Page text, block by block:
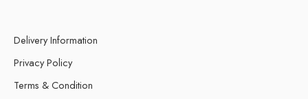
Delivery Information
Privacy Policy
Terms & Condition